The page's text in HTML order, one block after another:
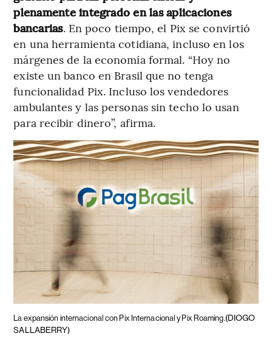
plenamente integrado en las aplicaciones
bancarias. En poco tiempo, el Pix se convirtió
en una herramienta cotidiana, incluso en los
márgenes de la economía formal. “Hoy no
existe un banco en Brasil que no tenga
funcionalidad Pix. Incluso los vendedores
ambulantes y las personas sin techo lo usan
para recibir dinero”, afirma.
La expansión internacional con Pix Internacional y Pix Roaming.(DIOGO
SALLABERRY)